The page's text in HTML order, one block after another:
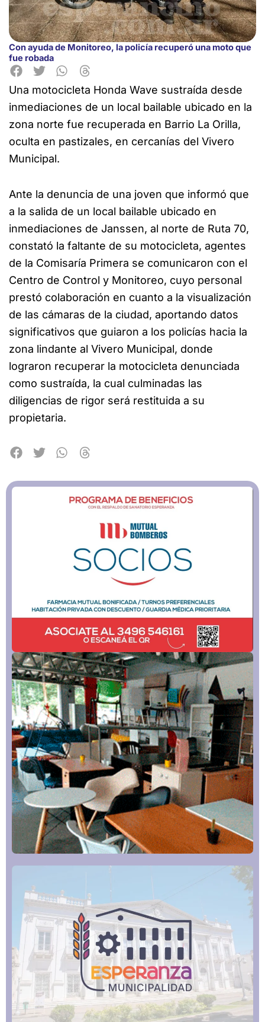
Con ayuda de Monitoreo, la policía recuperó una moto que
fue robada
Una motocicleta Honda Wave sustraída desde
inmediaciones de un local bailable ubicado en la
zona norte fue recuperada en Barrio La Orilla,
oculta en pastizales, en cercanías del Vivero
Municipal.
Ante la denuncia de una joven que informó que
a la salida de un local bailable ubicado en
inmediaciones de Janssen, al norte de Ruta 70,
constató la faltante de su motocicleta, agentes
de la Comisaría Primera se comunicaron con el
Centro de Control y Monitoreo, cuyo personal
prestó colaboración en cuanto a la visualización
de las cámaras de la ciudad, aportando datos
significativos que guiaron a los policías hacia la
zona lindante al Vivero Municipal, donde
lograron recuperar la motocicleta denunciada
como sustraída, la cual culminadas las
diligencias de rigor será restituida a su
propietaria.